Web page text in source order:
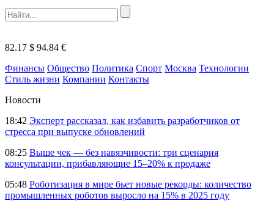
82.17 $ 94.84 €
Финансы Общество Политика Спорт Москва Технологии
Стиль жизни Компании Контакты
Новости
18:42 Эксперт рассказал, как избавить разработчиков от
стресса при выпуске обновлений
08:25 Выше чек — без навязчивости: три сценария
консультации, прибавляющие 15–20% к продаже
05:48 Роботизация в мире бьет новые рекорды: количество
промышленных роботов выросло на 15% в 2025 году